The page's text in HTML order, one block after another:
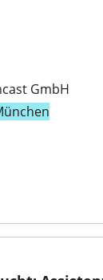
GmbH